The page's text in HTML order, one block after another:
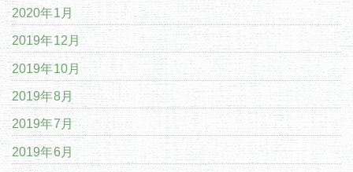
2020年1月
2019年12月
2019年10月
2019年8月
2019年7月
2019年6月